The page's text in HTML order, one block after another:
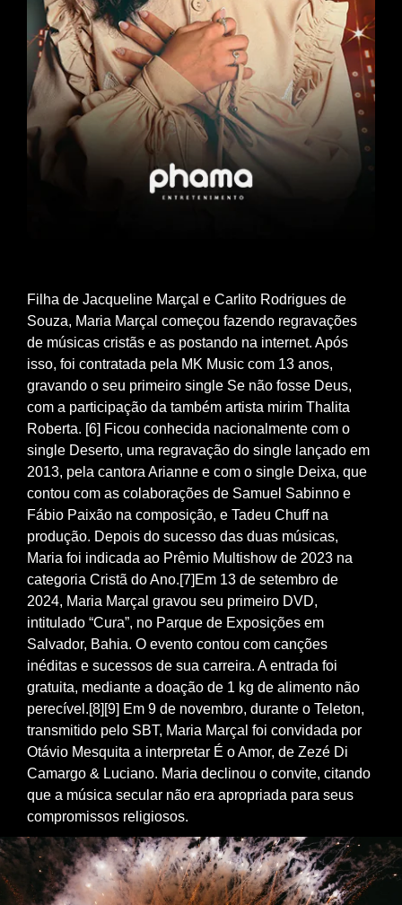
Filha de Jacqueline Marçal e Carlito Rodrigues de
Souza, Maria Marçal começou fazendo regravações
de músicas cristãs e as postando na internet. Após
isso, foi contratada pela MK Music com 13 anos,
gravando o seu primeiro single Se não fosse Deus,
com a participação da também artista mirim Thalita
Roberta. [6] Ficou conhecida nacionalmente com o
single Deserto, uma regravação do single lançado em
2013, pela cantora Arianne e com o single Deixa, que
contou com as colaborações de Samuel Sabinno e
Fábio Paixão na composição, e Tadeu Chuff na
produção. Depois do sucesso das duas músicas,
Maria foi indicada ao Prêmio Multishow de 2023 na
categoria Cristã do Ano.[7]Em 13 de setembro de
2024, Maria Marçal gravou seu primeiro DVD,
intitulado “Cura”, no Parque de Exposições em
Salvador, Bahia. O evento contou com canções
inéditas e sucessos de sua carreira. A entrada foi
gratuita, mediante a doação de 1 kg de alimento não
perecível.[8][9] Em 9 de novembro, durante o Teleton,
transmitido pelo SBT, Maria Marçal foi convidada por
Otávio Mesquita a interpretar É o Amor, de Zezé Di
Camargo & Luciano. Maria declinou o convite, citando
que a música secular não era apropriada para seus
compromissos religiosos.